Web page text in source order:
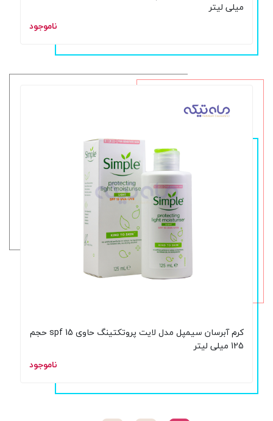
میلی لیتر
ناموجود
کرم آبرسان سیمپل مدل لایت پروتکتینگ حاوی spf 15 حجم
125 میلی لیتر
ناموجود